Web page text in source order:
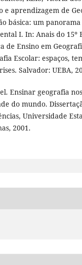
e aprendizagem de
básica: um
I. In: Anais do 15º
de Ensino em
Escolar: espaços,
Salvador: UEBA,
Ensinar geografia
do mundo.
Universidade
2001.